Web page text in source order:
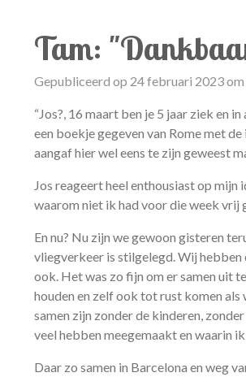
Tam:
Gepubliceerd op 24 februari 2023
“Jos?, 16 maart ben je 5 jaar ziek en
een boekje gegeven van Rome met
aangaf hier wel eens te zijn geweest
Jos reageert heel enthousiast op
waarom niet ik had voor die week vrij
En nu? Nu zijn we gewoon gisteren
vliegverkeer is stilgelegd. Wij hebben
ook. Het was zo fijn om er samen uit
houden en zelf ook tot rust komen als
samen zijn zonder de kinderen,
veel hebben meegemaakt en waarin
Daar zo samen in Barcelona en weg